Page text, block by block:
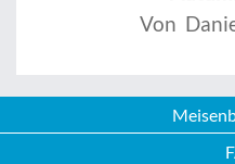
Von